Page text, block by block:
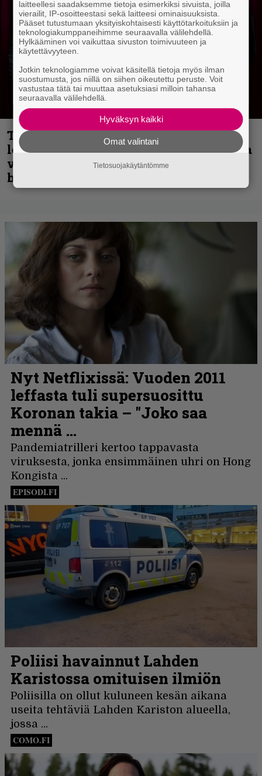
Thrash ’n’ roll -yhtye Madred ryydittää
levyjulkaisua keikkareissulla kuvatulla
videolla – ”Oltiin pakussa kusihädässä
helvetin väsyneenä…”
laitteellesi saadaksemme tietoja esimerkiksi sivuista, joilla
vierailit, IP-osoitteestasi sekä laitteesi ominaisuuksista.
Pääset tutustumaan yksityiskohtaisesti käyttötarkoituksiin ja
teknologiakumppaneihimme seuraavalla välilehdellä.
Hylkääminen voi vaikuttaa sivuston toimivuuteen ja
käytettävyyteen.
Jotkin teknologiamme voivat käsitellä tietoja myös ilman
suostumusta, jos niillä on siihen oikeutettu peruste. Voit
vastustaa tätä tai muuttaa asetuksiasi milloin tahansa
seuraavalla välilehdellä.
Hyväksyn kaikki
Omat valintani
Tietosuojakäytäntömme